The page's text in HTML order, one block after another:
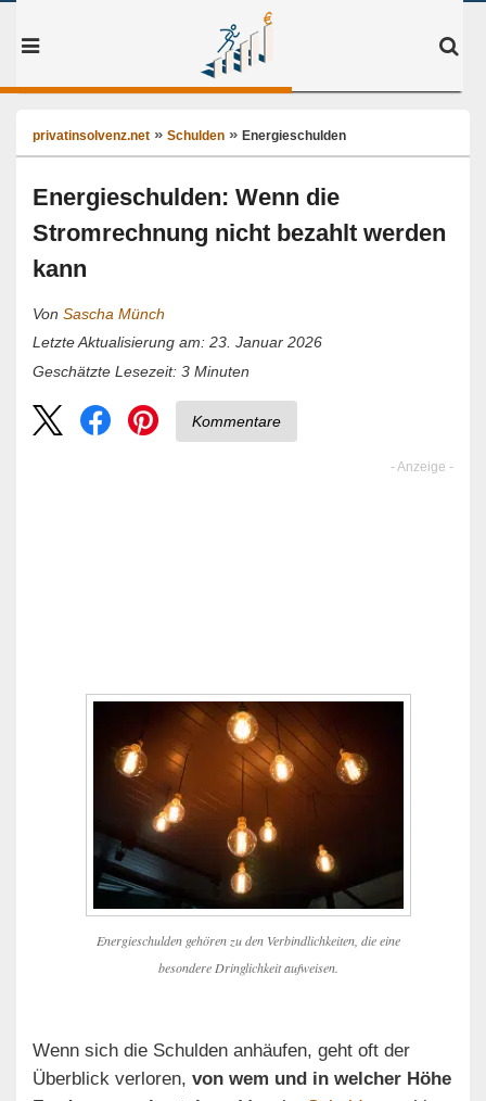
privatinsolvenz.net Schulden Energieschulden
Energieschulden: Wenn die
Stromrechnung nicht bezahlt werden
kann
Von Sascha Münch
Letzte Aktualisierung am: 23. Januar 2026
Geschätzte Lesezeit: 3 Minuten
Kommentare
Energieschulden gehören zu den Verbindlichkeiten, die eine
besondere Dringlichkeit aufweisen.
Wenn sich die Schulden anhäufen, geht oft der
Überblick verloren, von wem und in welcher Höhe